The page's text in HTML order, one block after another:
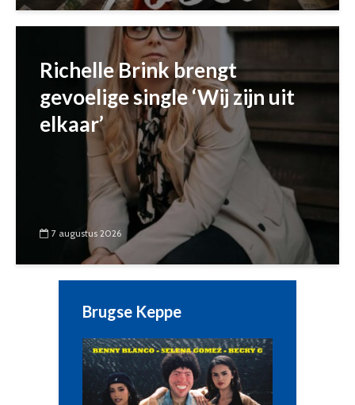
Richelle Brink brengt
gevoelige single ‘Wij zijn uit
elkaar’
7 augustus 2026
Brugse Keppe